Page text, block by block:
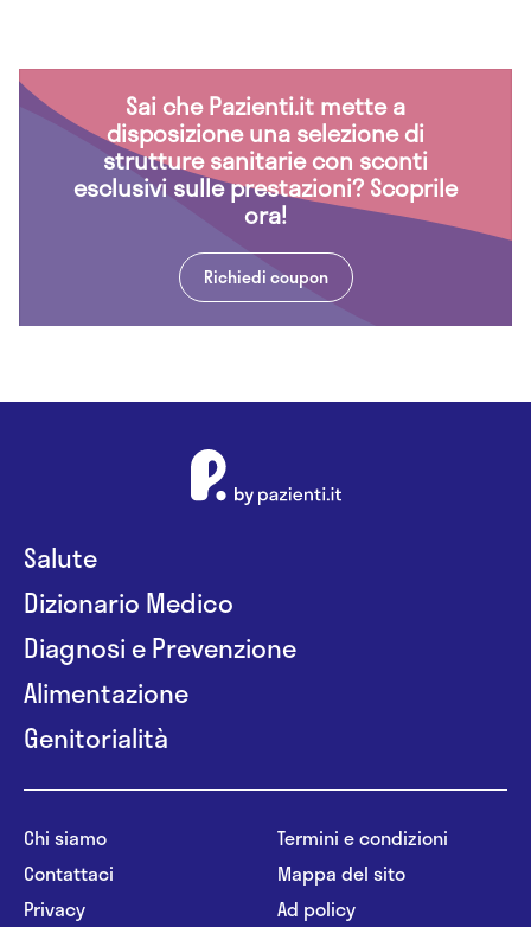
Sai che Pazienti.it mette a
disposizione una selezione di
strutture sanitarie con sconti
esclusivi sulle prestazioni? Scoprile
ora!
Richiedi coupon
Salute
Dizionario Medico
Diagnosi e Prevenzione
Alimentazione
Genitorialità
Chi siamo
Contattaci
Privacy
Termini e condizioni
Mappa del sito
Ad policy